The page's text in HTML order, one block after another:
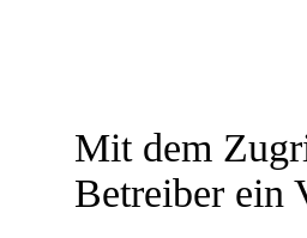
Mit dem
Betreiber ein